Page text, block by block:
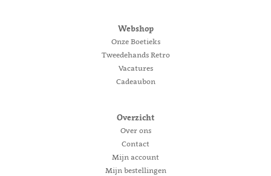
Webshop
Onze Boetieks
Tweedehands Retro
Vacatures
Cadeaubon
Overzicht
Over ons
Contact
Mijn account
Mijn bestellingen